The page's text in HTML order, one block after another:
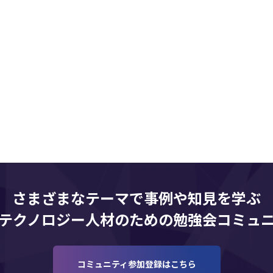
さまざまなテーマで事例や知見を学ぶ
クノロジー人材のための勉強会コミュ
コミュニティ参加登録はこちら